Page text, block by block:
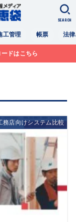
工管理 帳票 法
SEARCH
ドはこちら
務店向けシステム比較